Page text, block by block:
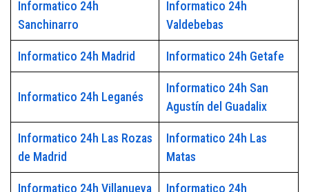
Informatico 24h
Sanchinarro
Informatico 24h
Valdebebas
Informatico 24h Madrid Informatico 24h Getafe
Informatico 24h Leganés
Informatico 24h San
Agustín del Guadalix
Informatico 24h Las Rozas
de Madrid
Informatico 24h Las
Matas
Informatico 24h Villanueva
Informatico 24h